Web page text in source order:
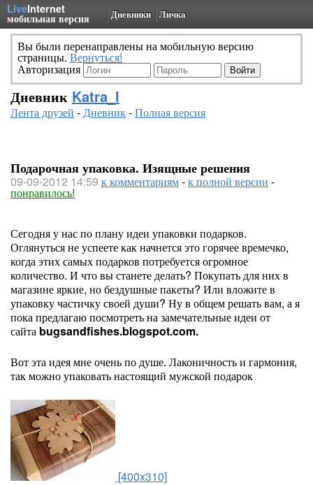
LiveInternet
мобильная версия Дневники Личка
Вы были перенаправлены на мобильную версию
страницы. Вернуться!
Авторизация
Дневник Katra_I
Лента друзей -Дневник-Полная версия
Подарочная упаковка. Изящные решения
09-09-2012 14:59 к комментариям-к полной версии -
понравилось!
Сегодня у нас по плану идеи упаковки подарков.
Оглянуться не успеете как начнется это горячее времечко,
когда этих самых подарков потребуется огромное
количество. И что вы станете делать? Покупать для них в
магазине яркие, но бездушные пакеты? Или вложите в
упаковку частичку своей души? Ну в общем решать вам, а я
пока предлагаю посмотреть на замечательные идеи от
сайта bugsandfishes.blogspot.com.
Вот эта идея мне очень по душе. Лаконичность и гармония,
так можно упаковать настоящий мужской подарок
[400x310]